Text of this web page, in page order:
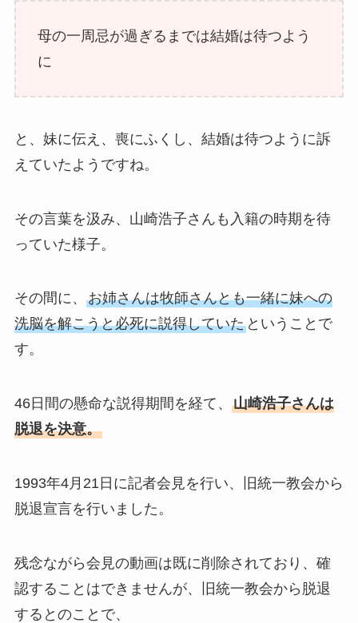
母の一周忌が過ぎるまでは結婚は待つよう
に
と、妹に伝え、喪にふくし、結婚は待つように訴
えていたようですね。
その言葉を汲み、山崎浩子さんも入籍の時期を待
っていた様子。
その間に、 お姉さんは牧師さんとも一緒に妹への
洗脳を解こうと必死に説得していたということで
す。
46日間の懸命な説得期間を経て、 山崎浩子さんは
脱退を決意。
1993年4月21日に記者会見を行い、旧統一教会から
脱退宣言を行いました。
残念ながら会見の動画は既に削除されており、確
認することはできませんが、旧統一教会から脱退
するとのことで、